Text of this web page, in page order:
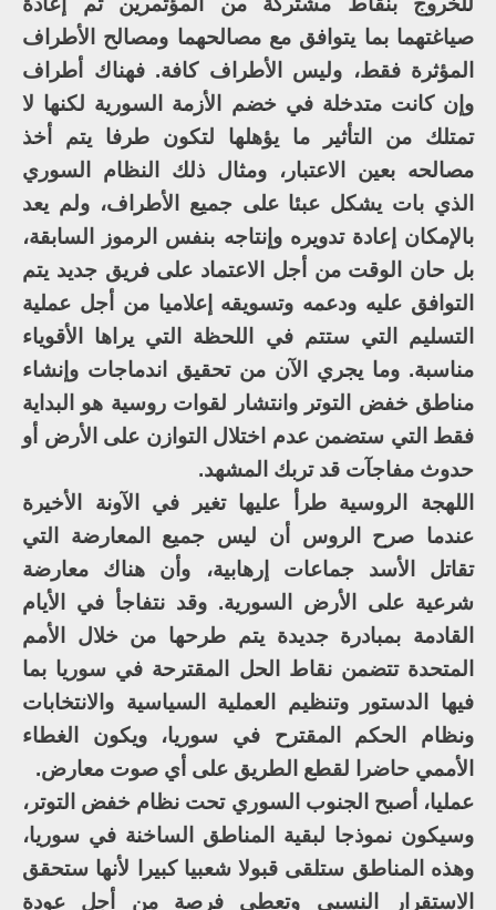
صياغتهما بما يتوافق مع مصالحهما ومصالح الأطراف
المؤثرة فقط، وليس الأطراف كافة. فهناك أطراف
وإن كانت متدخلة في خضم الأزمة السورية لكنها لا
تمتلك من التأثير ما يؤهلها لتكون طرفا يتم أخذ
مصالحه بعين الاعتبار، ومثال ذلك النظام السوري
الذي بات يشكل عبئا على جميع الأطراف، ولم يعد
بالإمكان إعادة تدويره وإنتاجه بنفس الرموز السابقة،
بل حان الوقت من أجل الاعتماد على فريق جديد يتم
التوافق عليه ودعمه وتسويقه إعلاميا من أجل عملية
التسليم التي ستتم في اللحظة التي يراها الأقوياء
مناسبة. وما يجري الآن من تحقيق اندماجات وإنشاء
مناطق خفض التوتر وانتشار لقوات روسية هو البداية
فقط التي ستضمن عدم اختلال التوازن على الأرض أو
حدوث مفاجآت قد تربك المشهد.
اللهجة الروسية طرأ عليها تغير في الآونة الأخيرة
عندما صرح الروس أن ليس جميع المعارضة التي
تقاتل الأسد جماعات إرهابية، وأن هناك معارضة
شرعية على الأرض السورية. وقد نتفاجأ في الأيام
القادمة بمبادرة جديدة يتم طرحها من خلال الأمم
المتحدة تتضمن نقاط الحل المقترحة في سوريا بما
فيها الدستور وتنظيم العملية السياسية والانتخابات
ونظام الحكم المقترح في سوريا، ويكون الغطاء
الأممي حاضرا لقطع الطريق على أي صوت معارض.
عمليا، أصبح الجنوب السوري تحت نظام خفض التوتر،
وسيكون نموذجا لبقية المناطق الساخنة في سوريا،
وهذه المناطق ستلقى قبولا شعبيا كبيرا لأنها ستحقق
الاستقرار النسبي وتعطي فرصة من أجل عودة